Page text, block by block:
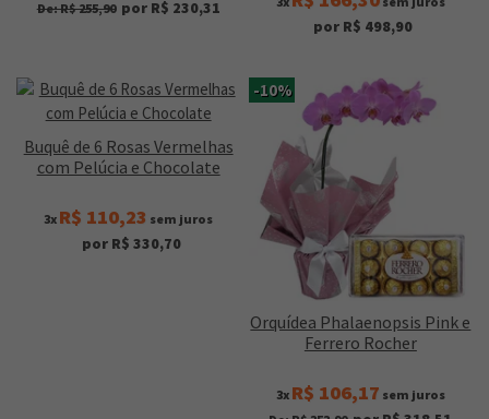
De: R$ 255,90 por R$ 230,31
por R$ 498,90
Buquê de 6 Rosas Vermelhas
com Pelúcia e Chocolate
3x R$ 110,23 sem juros
por R$ 330,70
-10%
Orquídea Phalaenopsis Pink e
Ferrero Rocher
3x R$ 106,17 sem juros